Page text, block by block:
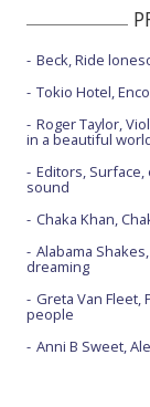
Vagabundo -
Vagabundo -
Vagabundo -
Beck, Ride
Tokio Hotel,
Roger Taylor,
in a beautiful
Editors, Surface,
sound
Chaka Khan,
Alabama
dreaming
Greta Van Fleet,
people
Anni B Sweet,